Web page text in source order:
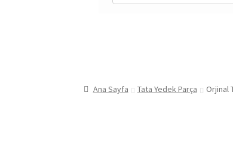
Ana Sayfa Tata Yedek Parça Orjinal